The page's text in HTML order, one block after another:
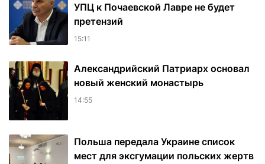
УПЦ к Почаевской Лавре не будет
претензий
15:11
Александрийский Патриарх основал
новый женский монастырь
14:55
Польша передала Украине список
мест для эксгумации польских жертв